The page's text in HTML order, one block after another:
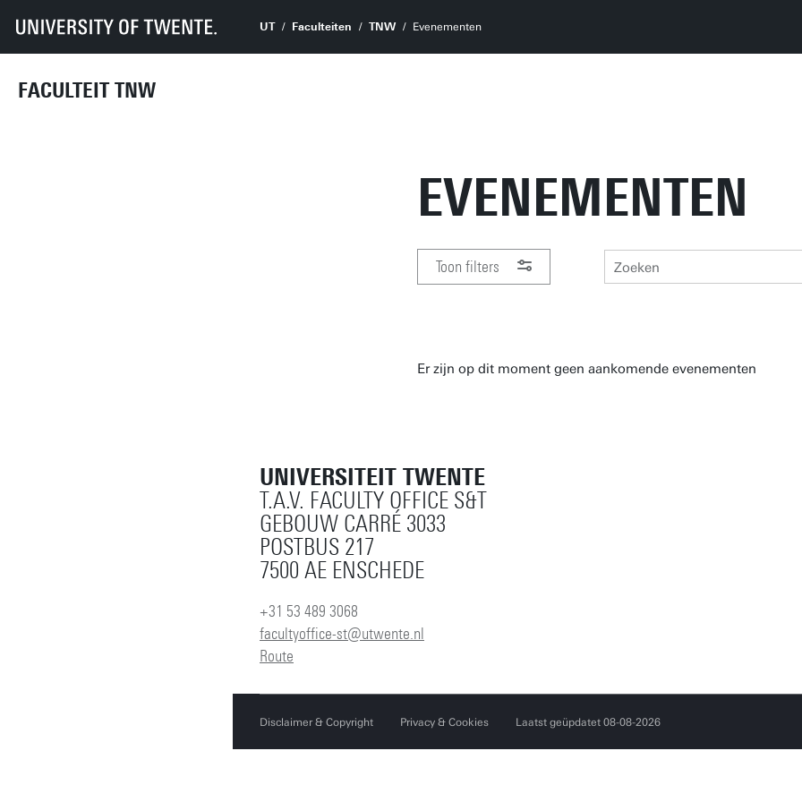
FACULTEIT TNW
UT Faculteiten TNW Evenementen
EVENEMENTEN
Toon filters
Er zijn op dit moment geen aankomende evenementen
UNIVERSITEIT TWENTE
T.A.V. FACULTY OFFICE S&T
GEBOUW CARRÉ 3033
POSTBUS 217
7500 AE ENSCHEDE
+31 53 489 3068
facultyoffice-st@utwente.nl
Route
Disclaimer & Copyright Privacy & Cookies Laatst geüpdatet 08-08-2026